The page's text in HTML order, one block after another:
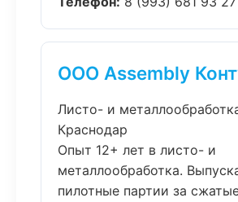
ООО Assembly
Листо- и
Краснодар
Опыт 12+ лет в листо- и
металлообработка.
пилотные партии за